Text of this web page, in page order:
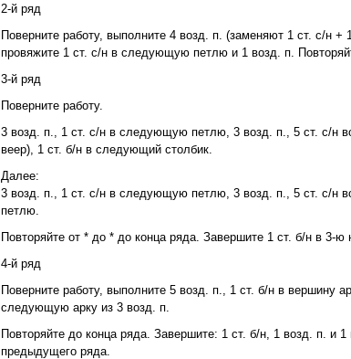
2-й ряд
Поверните работу, выполните 4 возд. п. (заменяют 1 ст. с/н +
провяжите 1 ст. с/н в следующую петлю и 1 возд. п.
3-й ряд
Поверните работу.
3 возд. п., 1 ст. с/н в следующую петлю, 3 возд. п., 5 ст. с/н
веер), 1 ст. б/н в следующий столбик.
Далее:
3 возд. п., 1 ст. с/н в следующую петлю, 3 возд. п., 5 ст. с/н
петлю.
Повторяйте от * до * до конца ряда. Завершите 1 ст. б/н в 3-ю
4-й ряд
Поверните работу, выполните 5 возд. п., 1 ст. б/н в вершину
следующую арку из 3 возд. п.
Повторяйте до конца ряда. Завершите: 1 ст. б/н, 1 возд. п. и
предыдущего ряда.